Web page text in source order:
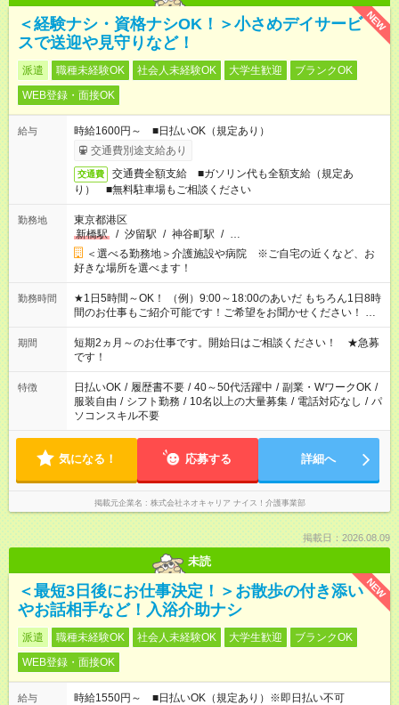
NEW
＜経験ナシ・資格ナシOK！＞小さめデイサービ
スで送迎や見守りなど！
派遣 職種未経験OK 社会人未経験OK 大学生歓迎
ブランクOK
WEB登録・面接OK
給与
時給1600円～ ■日払いOK（規定あり）
交通費別途支給あり
交通費
交通費全額支給 ■ガソリン代も全額支給（規定あ
り） ■無料駐車場もご相談ください
勤務地
東京都港区
新橋駅
/ 汐留駅 / 神谷町駅 / …
＜選べる勤務地＞介護施設や病院 ※ご自宅の近くなど、お
好きな場所を選べます！
勤務時間
★1日5時間～OK！ （例）9:00～18:00のあいだ もちろん1日8時
間のお仕事もご紹介可能です！ご希望をお聞かせください！ ★
家庭の都合でお休みが必要な場合も遠慮なくご相談ください。
※週最低15時間以上の勤務が必要です
期間
短期2ヵ月～のお仕事です。開始日はご相談ください！ ★急募
です！
特徴 日払いOK / 履歴書不要 / 40～50代活躍中 / 副業・WワークOK /
服装自由 / シフト勤務 / 10名以上の大量募集 / 電話対応なし / パ
ソコンスキル不要
気になる！ 応募する 詳細へ
掲載元企業名 株式会社ネオキャリア ナイス！介護事業部
掲載日：2026.08.09
未読
NEW
＜最短3日後にお仕事決定！＞お散歩の付き添い
やお話相手など！入浴介助ナシ
派遣 職種未経験OK 社会人未経験OK 大学生歓迎
ブランクOK
WEB登録・面接OK
給与
時給1550円～ ■日払いOK（規定あり）※即日払い不可